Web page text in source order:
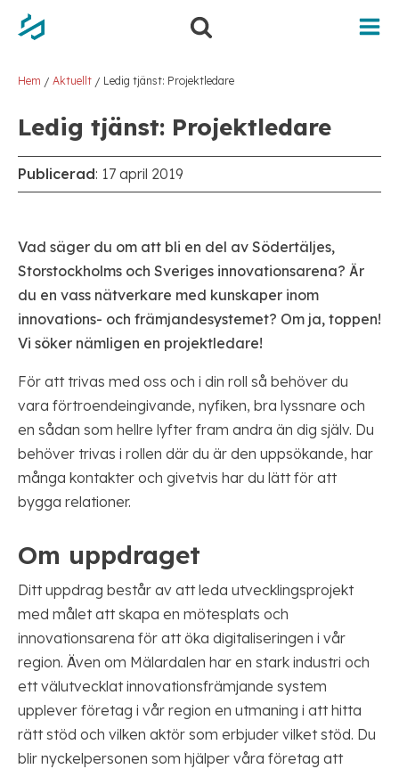
Hoppa
Hoppa
Hem / Aktuellt / Ledig tjänst: Projektledare
Ledig tjänst: Projektledare
Publicerad: 17 april 2019
Vad säger du om att bli en del av Södertäljes,
Storstockholms och Sveriges innovationsarena? Är
du en vass nätverkare med kunskaper inom
innovations- och främjandesystemet? Om ja, toppen!
Vi söker nämligen en projektledare!
För att trivas med oss och i din roll så behöver du
vara förtroendeingivande, nyfiken, bra lyssnare och
en sådan som hellre lyfter fram andra än dig själv. Du
behöver trivas i rollen där du är den uppsökande, har
många kontakter och givetvis har du lätt för att
bygga relationer.
Om uppdraget
Ditt uppdrag består av att leda utvecklingsprojekt
med målet att skapa en mötesplats och
innovationsarena för att öka digitaliseringen i vår
region. Även om Mälardalen har en stark industri och
ett välutvecklat innovationsfrämjande system
upplever företag i vår region en utmaning i att hitta
rätt stöd och vilken aktör som erbjuder vilket stöd. Du
blir nyckelpersonen som hjälper våra företag att